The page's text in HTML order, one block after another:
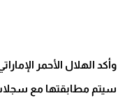
وأكد الهلال الأحمر
سيتم مطابقتها مع